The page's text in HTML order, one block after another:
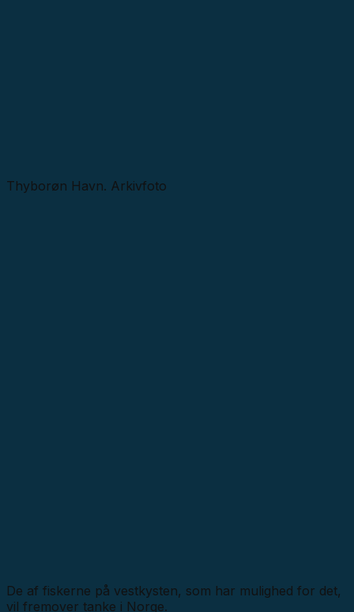
Thyborøn Havn. Arkivfoto
De af fiskerne på vestkysten, som har mulighed for det,
vil fremover tanke i Norge.